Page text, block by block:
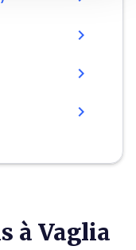
chevron_right
chevron_right
chevron_right
à Vaglia